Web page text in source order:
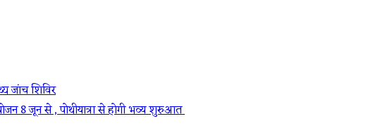
जांच शिविर
8 जून से , पोथीयात्रा से होगी भव्य शुरुआत